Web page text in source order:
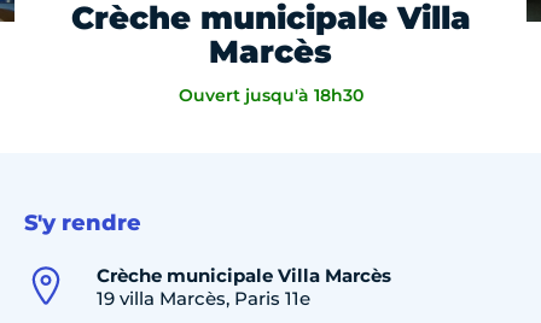
Crèche municipale Villa
Marcès
Ouvert jusqu'à 18h30
S'y rendre
Crèche municipale Villa Marcès
19 villa Marcès, Paris 11e